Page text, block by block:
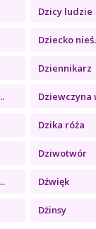
Dzicy ludzie
Dziecko
Dziennikarz
Dziewczyna
Dzika róża
Dziwotwór
Dźwięk
Dżinsy